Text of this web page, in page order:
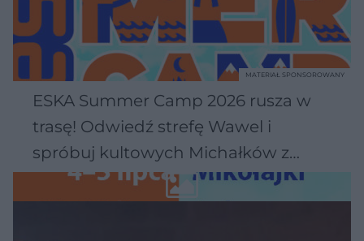
ESKA Summer Camp 2026 rusza w
trasę! Odwiedź strefę Wawel i
spróbuj kultowych Michałków z
Wawelu
MATERIAŁ SPONSOROWANY